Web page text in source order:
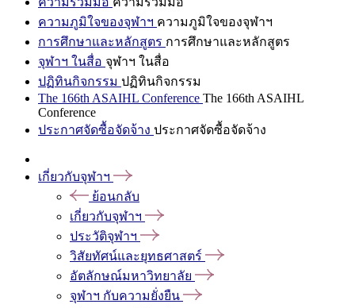
ความภูมิใจของจุฬาฯ ความภูมิใจของจุฬาฯ
การศึกษาและหลักสูตร การศึกษาและหลักสูตร
จุฬาฯ ในสื่อ จุฬาฯ ในสื่อ
ปฏิทินกิจกรรม ปฏิทินกิจกรรม
The 166th ASAIHL Conference The 166th ASAIHL
Conference
ประกาศจัดซื้อจัดจ้าง ประกาศจัดซื้อจัดจ้าง
เกี่ยวกับจุฬาฯ
ย้อนกลับ
เกี่ยวกับจุฬาฯ
ประวัติจุฬาฯ
วิสัยทัศน์และยุทธศาสตร์
อัตลักษณ์มหาวิทยาลัย
จุฬาฯ กับความยั่งยืน